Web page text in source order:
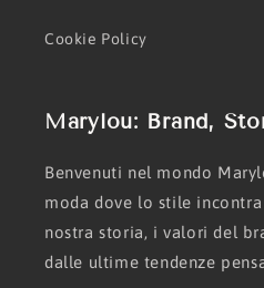
Cookie Policy
Marylou: Brand,
Benvenuti nel mondo
moda dove lo stile
nostra storia, i valori del
dalle ultime tendenze